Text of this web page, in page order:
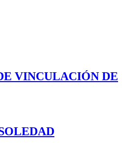
VINCULACIÓN DE